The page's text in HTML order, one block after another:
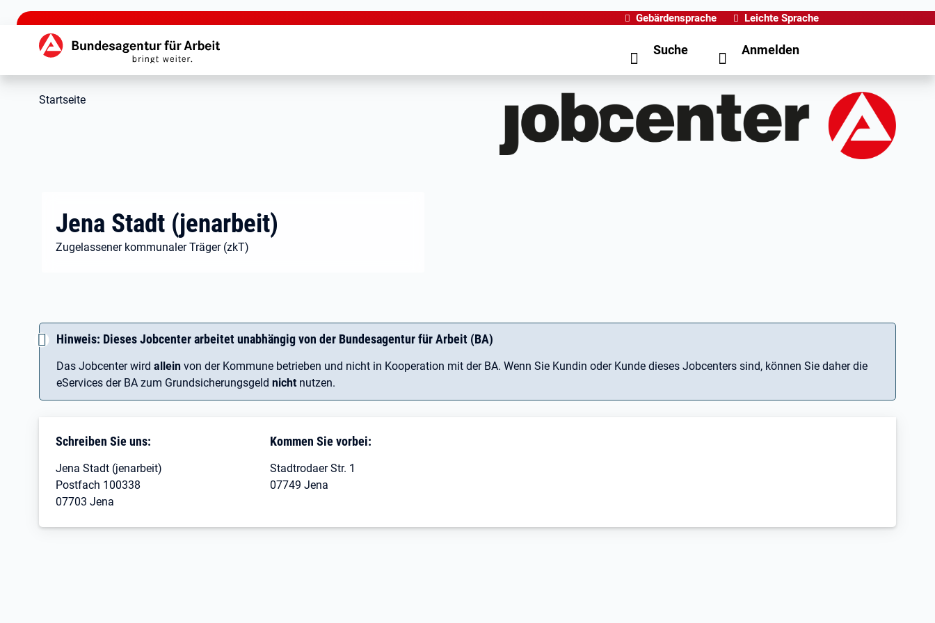
zu den Hauptinhalten springen
Gebärdensprache Leichte Sprache
Hauptnavigation Suche Anmelden
Startseite
Jena Stadt (jenarbeit)
Zugelassener kommunaler Träger (zkT)
Hinweis: Dieses Jobcenter arbeitet unabhängig von der Bundesagentur für Arbeit (BA)
Das Jobcenter wird allein von der Kommune betrieben und nicht in Kooperation mit der BA. Wenn Sie Kundin oder Kunde dieses Jobcenters sind, können Sie daher die
eServices der BA zum Grundsicherungsgeld nicht nutzen.
Schreiben Sie uns:
Jena Stadt (jenarbeit)
Postfach 100338
07703 Jena
Kommen Sie vorbei:
Stadtrodaer Str. 1
07749 Jena